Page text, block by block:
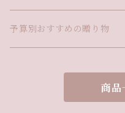
予算別おすすめの贈り物
商品